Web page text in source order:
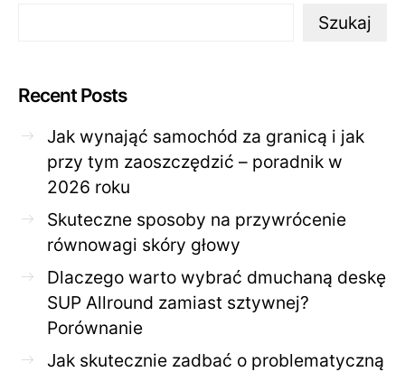
Szukaj
Recent Posts
Jak wynająć samochód za granicą i jak
przy tym zaoszczędzić – poradnik w
2026 roku
Skuteczne sposoby na przywrócenie
równowagi skóry głowy
Dlaczego warto wybrać dmuchaną deskę
SUP Allround zamiast sztywnej?
Porównanie
Jak skutecznie zadbać o problematyczną